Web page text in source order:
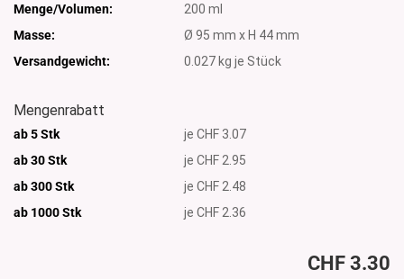
Menge/Volumen:
200 ml
Masse:
Ø 95 mm x H 44 mm
Versandgewicht:
0.027 kg je Stück
Mengenrabatt
ab 5 Stk
je CHF 3.07
ab 30 Stk
je CHF 2.95
ab 300 Stk
je CHF 2.48
ab 1000Stk je CHF 2.36
CHF 3.30